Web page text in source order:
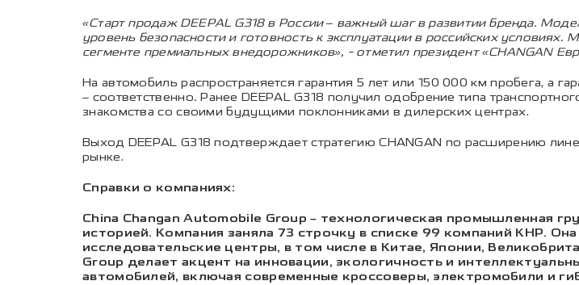
«Старт продаж DEEPAL G318 в России – важный шаг в развитии бренда.
уровень безопасности и готовность к эксплуатации в российских
сегменте премиальных внедорожников», - отметил президент «CHANGAN
На автомобиль распространяется гарантия 5 лет или 150 000 км пробега, а
– соответственно.Ранее DEEPAL G318 получил одобрение типа
знакомства со своими будущими поклонниками в дилерских центрах.
Выход DEEPAL G318 подтверждает стратегию CHANGAN по расширению
рынке.
Справки о компаниях:
China Changan Automobile Group – технологическая промышленная
историей. Компания заняла 73 строчку в списке 99 компаний КНР.
исследовательские центры, в том числе в Китае, Японии,
Group делает акцент на инновации, экологичность и
автомобилей, включая современные кроссоверы, электромобили и